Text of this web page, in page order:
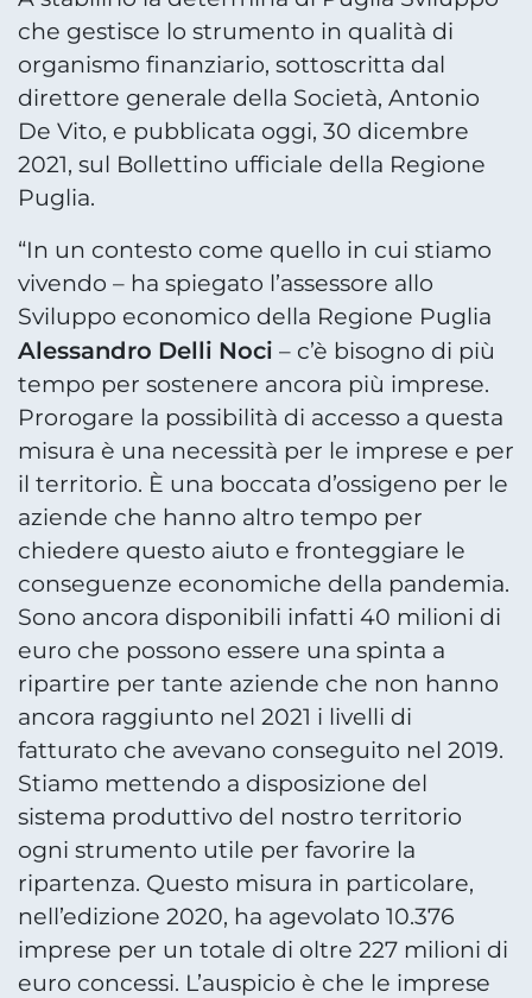
che gestisce lo strumento in qualità di
organismo finanziario, sottoscritta dal
direttore generale della Società, Antonio
De Vito, e pubblicata oggi, 30 dicembre
2021, sul Bollettino ufficiale della Regione
Puglia.
“In un contesto come quello in cui stiamo
vivendo – ha spiegato l’assessore allo
Sviluppo economico della Regione Puglia
Alessandro Delli Noci – c’è bisogno di più
tempo per sostenere ancora più imprese.
Prorogare la possibilità di accesso a questa
misura è una necessità per le imprese e per
il territorio. È una boccata d’ossigeno per le
aziende che hanno altro tempo per
chiedere questo aiuto e fronteggiare le
conseguenze economiche della pandemia.
Sono ancora disponibili infatti 40 milioni di
euro che possono essere una spinta a
ripartire per tante aziende che non hanno
ancora raggiunto nel 2021 i livelli di
fatturato che avevano conseguito nel 2019.
Stiamo mettendo a disposizione del
sistema produttivo del nostro territorio
ogni strumento utile per favorire la
ripartenza. Questo misura in particolare,
nell’edizione 2020, ha agevolato 10.376
imprese per un totale di oltre 227 milioni di
euro concessi. L’auspicio è che le imprese